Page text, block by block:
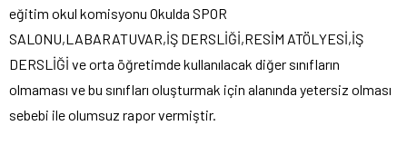
eğitim okul komisyonu Okulda SPOR
SALONU,LABARATUVAR,İŞ DERSLİĞİ,RESİM ATÖLYESİ,İŞ
DERSLİĞİ ve orta öğretimde kullanılacak diğer sınıfların
olmaması ve bu sınıfları oluşturmak için alanında yetersiz olması
sebebi ile olumsuz rapor vermiştir.